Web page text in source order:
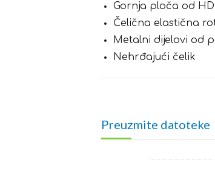
Gornja ploča od
Čelična elastična
Metalni dijelovi od
Nehrđajući čelik
Preuzmite datoteke